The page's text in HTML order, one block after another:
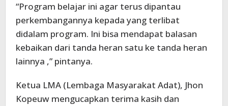
“Program belajar ini agar terus dipantau
perkembangannya kepada yang terlibat
didalam program. Ini bisa mendapat balasan
kebaikan dari tanda heran satu ke tanda heran
lainnya ,” pintanya.
Ketua LMA (Lembaga Masyarakat Adat), Jhon
Kopeuw mengucapkan terima kasih dan